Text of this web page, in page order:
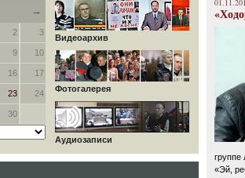
→
2 3
9 10
16 17
23 24
30
Видеоархив
Фотогалерея
Аудиозаписи
группе
«Эй,